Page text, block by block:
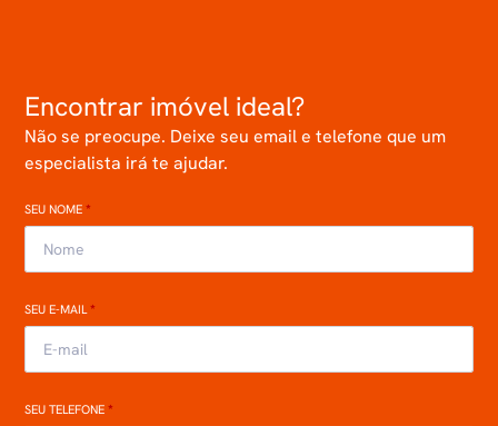
Encontrar imóvel ideal?
Não se preocupe. Deixe seu email e telefone que um
especialista irá te ajudar.
SEU NOME*
SEU E-MAIL*
SEU TELEFONE*